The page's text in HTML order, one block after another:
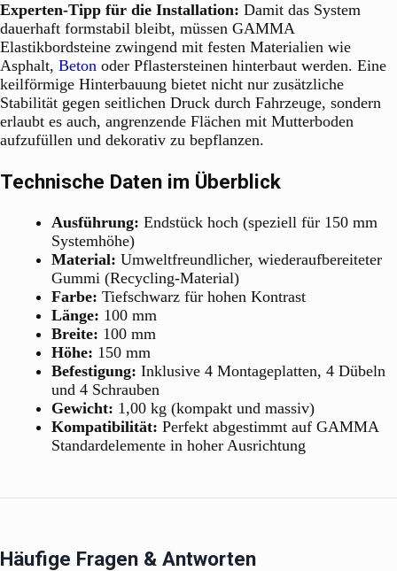
Experten-Tipp für die Installation: Damit das System
dauerhaft formstabil bleibt, müssen GAMMA
Elastikbordsteine zwingend mit festen Materialien wie
Asphalt, Beton oder Pflastersteinen hinterbaut werden. Eine
keilförmige Hinterbauung bietet nicht nur zusätzliche
Stabilität gegen seitlichen Druck durch Fahrzeuge, sondern
erlaubt es auch, angrenzende Flächen mit Mutterboden
aufzufüllen und dekorativ zu bepflanzen.
Technische Daten im Überblick
Ausführung: Endstück hoch (speziell für 150 mm
Systemhöhe)
Material: Umweltfreundlicher, wiederaufbereiteter
Gummi (Recycling-Material)
Farbe: Tiefschwarz für hohen Kontrast
Länge: 100 mm
Breite: 100 mm
Höhe: 150 mm
Befestigung: Inklusive 4 Montageplatten, 4 Dübeln
und 4 Schrauben
Gewicht: 1,00 kg (kompakt und massiv)
Kompatibilität: Perfekt abgestimmt auf GAMMA
Standardelemente in hoher Ausrichtung
Häufige Fragen & Antworten